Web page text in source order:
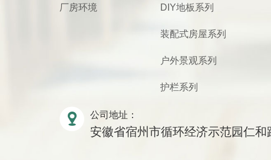
厂房环境 DIY地板系列
装配式房屋系列
户外景观系列
护栏系列
公司地址：
安徽省宿州市循环经济示范园仁和